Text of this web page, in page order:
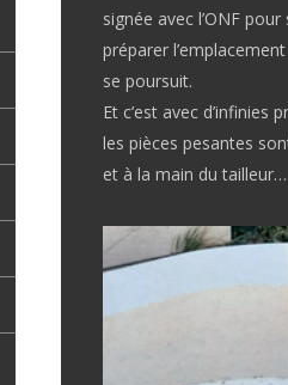
signée avec l’ONF
préparer
se poursuit.
Et c’est avec
les pièces pesantes
et à la main du tailleur…